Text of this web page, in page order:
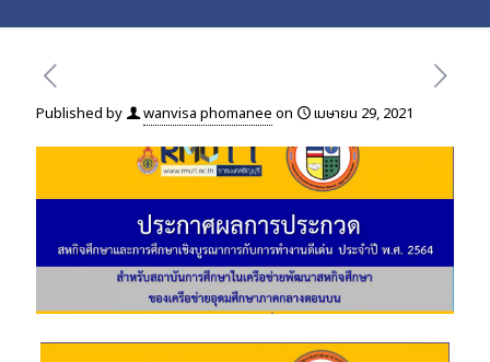
Published by wanvisa phomanee on เมษายน 29, 2021